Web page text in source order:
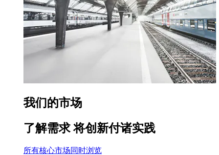
我们的市场
了解需求 将创新付诸实践
所有核心市场同时浏览